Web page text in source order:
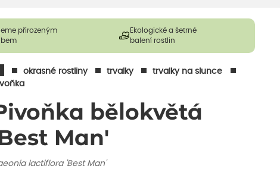
přirozeným
Ekologické a šetrné
balení rostlin
okrasné rostliny trvalky
trvalky na slunce
bělokvětá
Man'
lactiflora 'Best Man'